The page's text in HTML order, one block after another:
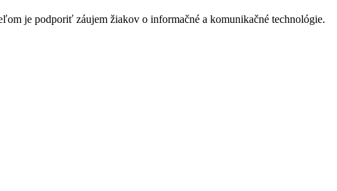
je podporiť záujem žiakov o informačné a komunikačné technológie.